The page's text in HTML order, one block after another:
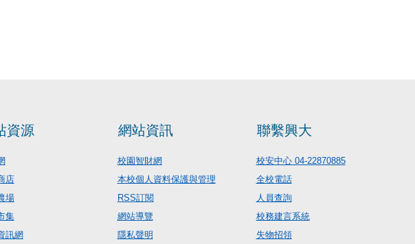
資源
店
場
集
訊網
網站資訊
校園智財網
本校個人資料保護與管理
RSS訂閱
網站導覽
隱私聲明
聯繫興大
校安中心 04-22870885
全校電話
人員查詢
校務建言系統
失物招領